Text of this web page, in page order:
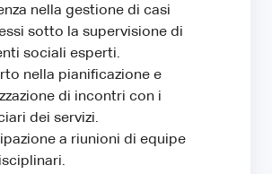
nella gestione di casi
sotto la supervisione di
sociali esperti.
nella pianificazione e
di incontri con i
dei servizi.
a riunioni di equipe